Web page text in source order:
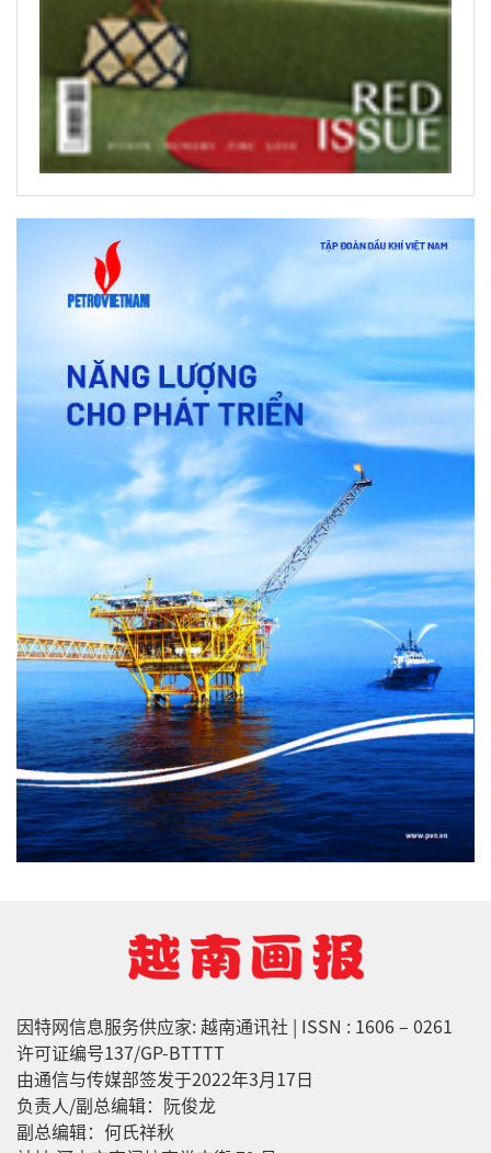
因特网信息服务供应家: 越南通讯社 | ISSN : 1606 – 0261
许可证编号137/GP-BTTTT
由通信与传媒部签发于2022年3月17日
负责人/副总编辑：阮俊龙
副总编辑：何氏祥秋